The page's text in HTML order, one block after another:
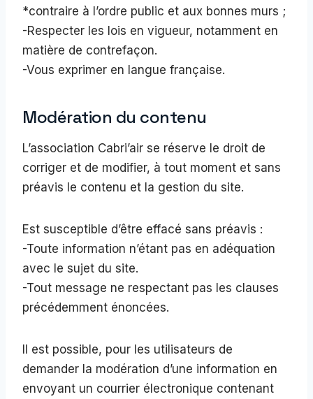
*contraire à l’ordre public et aux bonnes murs ;
-Respecter les lois en vigueur, notamment en
matière de contrefaçon.
-Vous exprimer en langue française.
Modération du contenu
L’association Cabri’air se réserve le droit de
corriger et de modifier, à tout moment et sans
préavis le contenu et la gestion du site.
Est susceptible d’être effacé sans préavis :
-Toute information n’étant pas en adéquation
avec le sujet du site.
-Tout message ne respectant pas les clauses
précédemment énoncées.
Il est possible, pour les utilisateurs de
demander la modération d’une information en
envoyant un courrier électronique contenant